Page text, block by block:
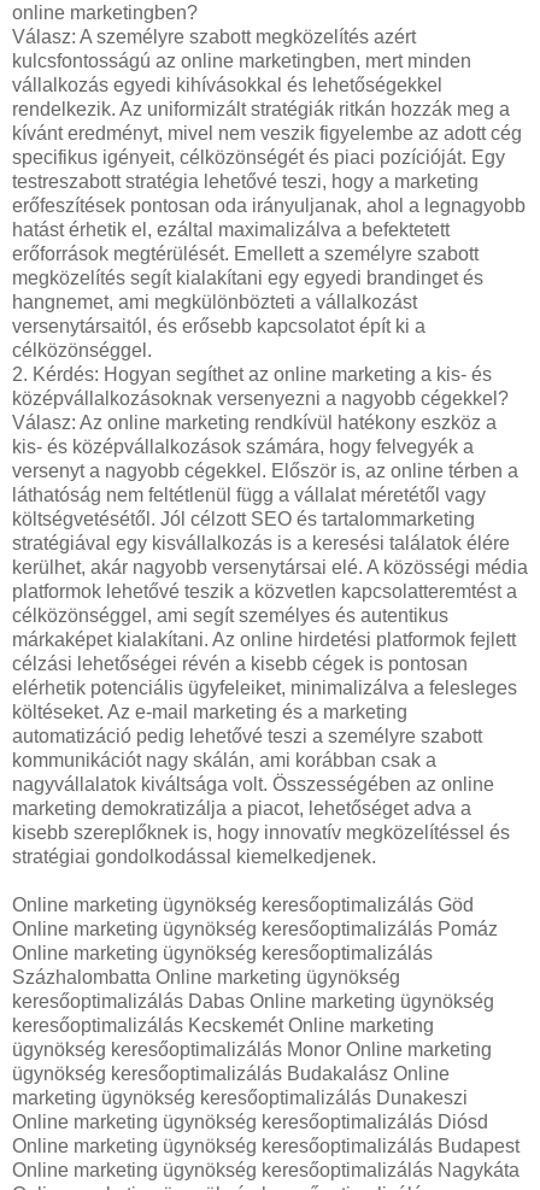
online marketingben?
Válasz: A személyre szabott megközelítés azért
kulcsfontosságú az online marketingben, mert minden
vállalkozás egyedi kihívásokkal és lehetőségekkel
rendelkezik. Az uniformizált stratégiák ritkán hozzák meg a
kívánt eredményt, mivel nem veszik figyelembe az adott cég
specifikus igényeit, célközönségét és piaci pozícióját. Egy
testreszabott stratégia lehetővé teszi, hogy a marketing
erőfeszítések pontosan oda irányuljanak, ahol a legnagyobb
hatást érhetik el, ezáltal maximalizálva a befektetett
erőforrások megtérülését. Emellett a személyre szabott
megközelítés segít kialakítani egy egyedi brandinget és
hangnemet, ami megkülönbözteti a vállalkozást
versenytársaitól, és erősebb kapcsolatot épít ki a
célközönséggel.
2. Kérdés: Hogyan segíthet az online marketing a kis- és
középvállalkozásoknak versenyezni a nagyobb cégekkel?
Válasz: Az online marketing rendkívül hatékony eszköz a
kis- és középvállalkozások számára, hogy felvegyék a
versenyt a nagyobb cégekkel. Először is, az online térben a
láthatóság nem feltétlenül függ a vállalat méretétől vagy
költségvetésétől. Jól célzott SEO és tartalommarketing
stratégiával egy kisvállalkozás is a keresési találatok élére
kerülhet, akár nagyobb versenytársai elé. A közösségi média
platformok lehetővé teszik a közvetlen kapcsolatteremtést a
célközönséggel, ami segít személyes és autentikus
márkaképet kialakítani. Az online hirdetési platformok fejlett
célzási lehetőségei révén a kisebb cégek is pontosan
elérhetik potenciális ügyfeleiket, minimalizálva a felesleges
költéseket. Az e-mail marketing és a marketing
automatizáció pedig lehetővé teszi a személyre szabott
kommunikációt nagy skálán, ami korábban csak a
nagyvállalatok kiváltsága volt. Összességében az online
marketing demokratizálja a piacot, lehetőséget adva a
kisebb szereplőknek is, hogy innovatív megközelítéssel és
stratégiai gondolkodással kiemelkedjenek.
Online marketing ügynökség keresőoptimalizálás Göd
Online marketing ügynökség keresőoptimalizálás Pomáz
Online marketing ügynökség keresőoptimalizálás
Százhalombatta Online marketing ügynökség
keresőoptimalizálás Dabas Online marketing ügynökség
keresőoptimalizálás Kecskemét Online marketing
ügynökség keresőoptimalizálás Monor Online marketing
ügynökség keresőoptimalizálás Budakalász Online
marketing ügynökség keresőoptimalizálás Dunakeszi
Online marketing ügynökség keresőoptimalizálás Diósd
Online marketing ügynökség keresőoptimalizálás Budapest
Online marketing ügynökség keresőoptimalizálás Nagykáta